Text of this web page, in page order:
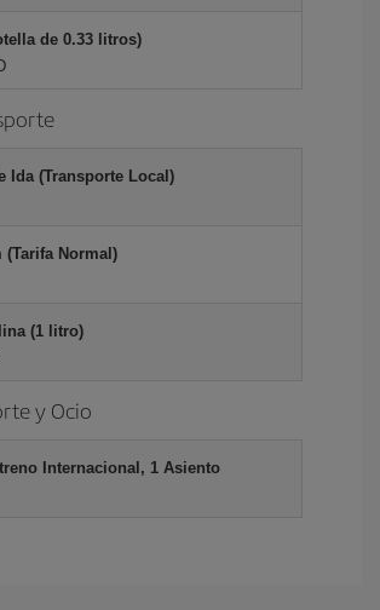
de 0.33 litros)
Ida (Transporte Local)
(Tarifa Normal)
(1 litro)
y Ocio
Internacional, 1 Asiento